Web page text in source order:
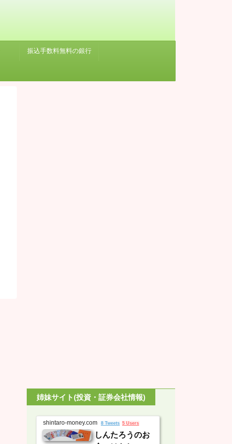
振込手数料無料の銀行
姉妹サイト(投資・証券会社情報)
shintaro-money.com 8 Tweets 5 Users
しんたろうのお